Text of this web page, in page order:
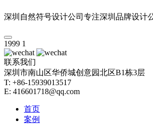
深圳自然符号设计公司专注深圳品牌设计
1999 1
联系我们
深圳市南山区华侨城创意园北区B1栋3层
T: +86-15939013517
E: 416601718@qq.com
首页
案例